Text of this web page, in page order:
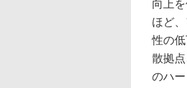
向上
ほど
性の
散拠
のハ